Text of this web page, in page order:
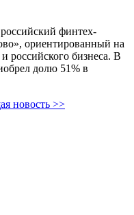
финтех-
ориентированный на
российского бизнеса. В
долю 51% в
новость >>